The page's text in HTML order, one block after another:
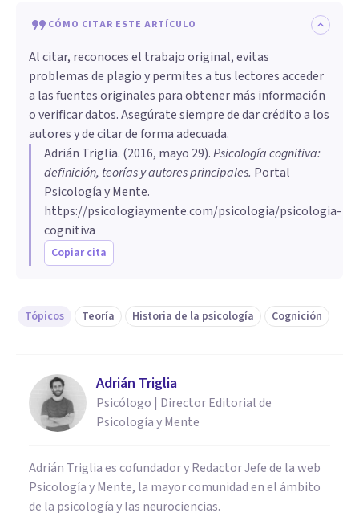
CÓMO CITAR ESTE ARTÍCULO
Al citar, reconoces el trabajo original, evitas
problemas de plagio y permites a tus lectores acceder
a las fuentes originales para obtener más información
o verificar datos. Asegúrate siempre de dar crédito a los
autores y de citar de forma adecuada.
Adrián Triglia. (2016, mayo 29).Psicología cognitiva:
definición, teorías y autores principales. Portal
Psicología y Mente.
https://psicologiaymente.com/psicologia/psicologia-
cognitiva
Copiar cita
Tópicos Teoría Historia de la psicología Cognición
Adrián Triglia
Psicólogo | Director Editorial de
Psicología y Mente
Adrián Triglia es cofundador y Redactor Jefe de la web
Psicología y Mente, la mayor comunidad en el ámbito
de la psicología y las neurociencias.